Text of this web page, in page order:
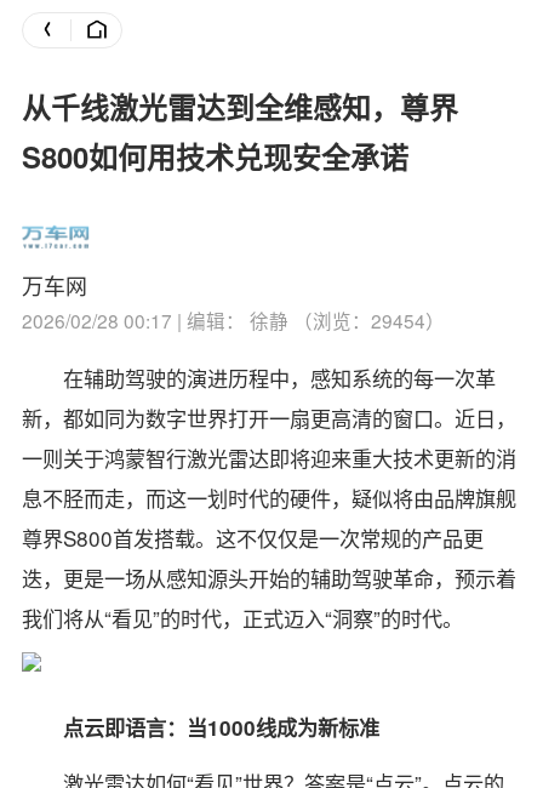
从千线激光雷达到全维感知，尊界
S800如何用技术兑现安全承诺
万车网
2026/02/28 00:17 | 编辑： 徐静 （浏览：29454）
在辅助驾驶的演进历程中，感知系统的每一次革
新，都如同为数字世界打开一扇更高清的窗口。近日，
一则关于鸿蒙智行激光雷达即将迎来重大技术更新的消
息不胫而走，而这一划时代的硬件，疑似将由品牌旗舰
尊界S800首发搭载。这不仅仅是一次常规的产品更
迭，更是一场从感知源头开始的辅助驾驶革命，预示着
我们将从“看见”的时代，正式迈入“洞察”的时代。
点云即语言：当1000线成为新标准